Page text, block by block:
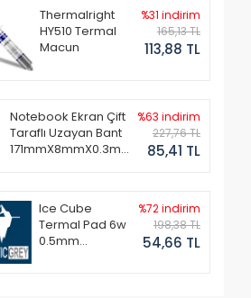
Thermalright
HY510 Termal
Macun
%31 indirim
165,13 TL
113,88 TL
Notebook Ekran Çift
Taraflı Uzayan Bant
171mmX8mmX0.3mm
%63 indirim
227,76 TL
85,41 TL
Ice Cube
Termal Pad 6w
0.5mm
%72 indirim
198,38 TL
54,66 TL